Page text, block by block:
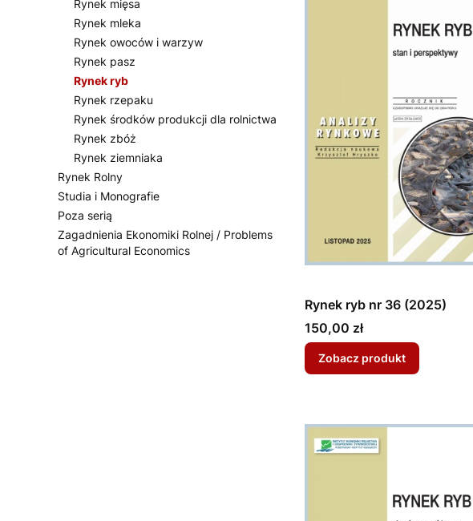
Rynek mięsa
Rynek mleka
Rynek owoców i warzyw
Rynek pasz
Rynek ryb
Rynek rzepaku
Rynek środków produkcji dla rolnictwa
Rynek zbóż
Rynek ziemniaka
Rynek Rolny
Studia i Monografie
Poza serią
Zagadnienia Ekonomiki Rolnej / Problems
of Agricultural Economics
Rynek ryb nr 36 (2025)
Cena
150,00 zł
Zobacz produkt